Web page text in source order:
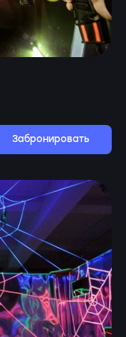
Забронировать